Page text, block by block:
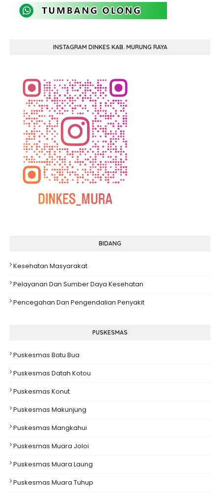
INSTAGRAM DINKES KAB. MURUNG RAYA
BIDANG
Kesehatan Masyarakat
Pelayanan Dan Sumber Daya Kesehatan
Pencegahan Dan Pengendalian Penyakit
PUSKESMAS
Puskesmas Batu Bua
Puskesmas Datah Kotou
Puskesmas Konut
Puskesmas Makunjung
Puskesmas Mangkahui
Puskesmas Muara Joloi
Puskesmas Muara Laung
Puskesmas Muara Tuhup